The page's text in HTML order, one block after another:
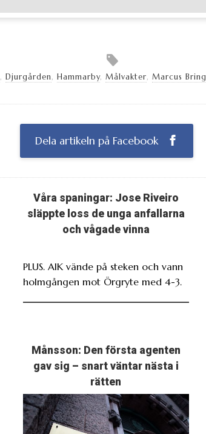
, Djurgården, Hammarby, Målvakter, Marcus Bring
Dela artikeln på Facebook
Våra spaningar: Jose Riveiro
släppte loss de unga anfallarna
och vågade vinna
PLUS. AIK vände på steken och vann
holmgången mot Örgryte med 4-3.
Månsson: Den första agenten
gav sig – snart väntar nästa i
rätten